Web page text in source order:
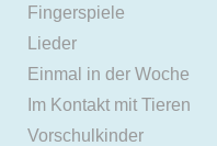
Fingerspiele
Lieder
Einmal in der Woche
Im Kontakt mit Tieren
Vorschulkinder